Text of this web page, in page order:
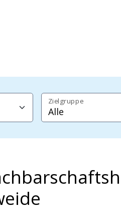
Zielgruppe